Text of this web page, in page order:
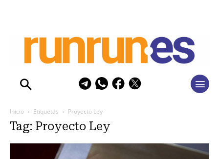
Inicio Etiquetas Proyecto Ley
Tag: Proyecto Ley